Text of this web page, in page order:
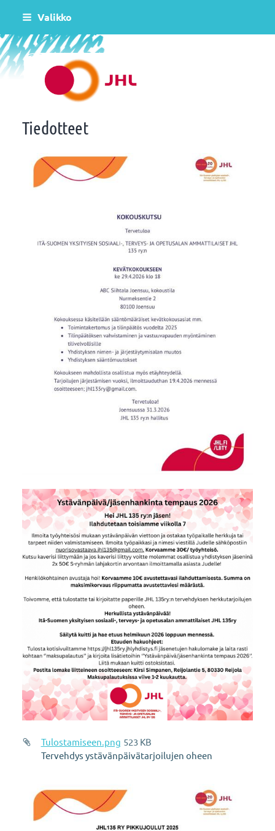
Siirry
sisältöön
Valikko
Itä-Suomen yksityisen sosiaali-,
Tiedotteet
Tulostamiseen.png 523 KB
Tervehdys ystävänpäivätarjoilujen oheen